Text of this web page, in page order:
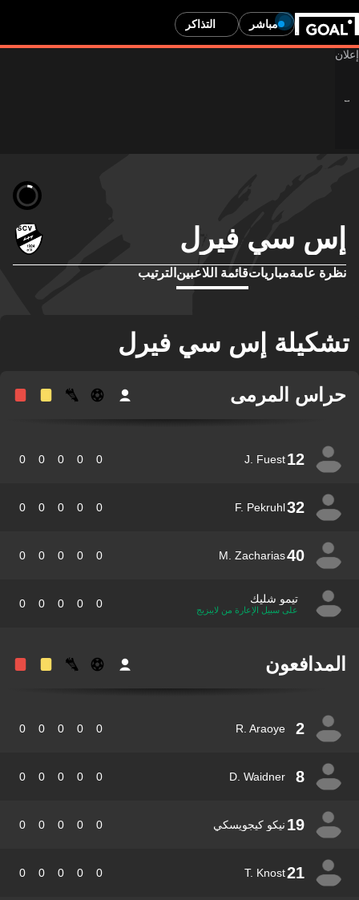
مباشر التذاكر
سي فيرل
عامةمبارياتقائمة اللاعبينالترتيب
إس سي فيرل
المرمى
12
J. Fuest
0
0
0
0
32
F. Pekruhl
0
0
0
0
40
M. Zacharias
0
0
0
0
تيمو شليك
على سبيل الإعارة من لايبزيج 0
0
0
0
2
R. Araoye
0
0
0
0
8
D. Waidner
0
0
0
0
19 نيكو كيجويسكي 0
0
0
0
21
T. Knost
0
0
0
0